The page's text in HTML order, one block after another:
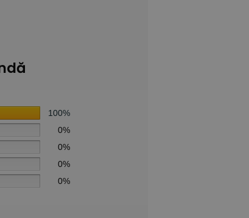
100%
0%
0%
0%
0%